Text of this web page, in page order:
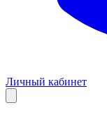
Личный кабинет